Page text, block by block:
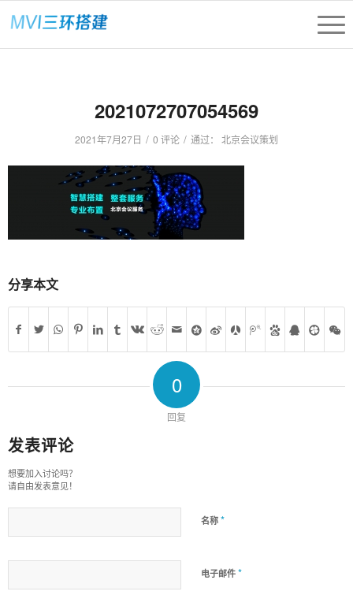
2021072707054569
2021年7月27日 / 0 评论 / 通过： 北京会议策划
分享本文
0
回复
发表评论
想要加入讨论吗？
请自由发表意见！
名称 *
电子邮件 *